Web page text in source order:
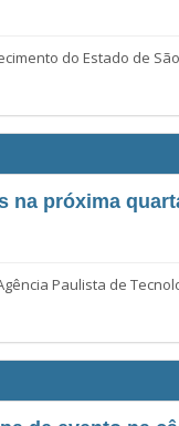
do Estado de
na próxima
Paulista de